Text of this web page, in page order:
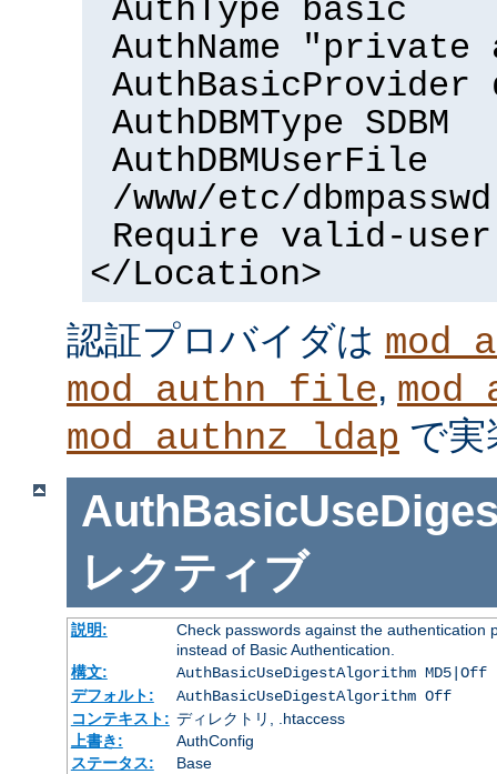
AuthType basic
AuthName "private
AuthBasicProvider
AuthDBMType SDBM
AuthDBMUserFile
/www/etc/dbmpasswd
Require valid-user
</Location>
認証プロバイダは
mod_authn_file,
mod_authnz_ldap で実
レクティブ
説明:
Check passwords against the authentication
instead of Basic Authentication.
構文:
AuthBasicUseDigestAlgorithm MD5|Off
デフォルト:
AuthBasicUseDigestAlgorithm Off
コンテキスト: ディレクトリ, .htaccess
上書き:
AuthConfig
ステータス:
Base